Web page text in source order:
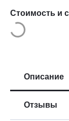
Стоимость и
Описание
Отзывы